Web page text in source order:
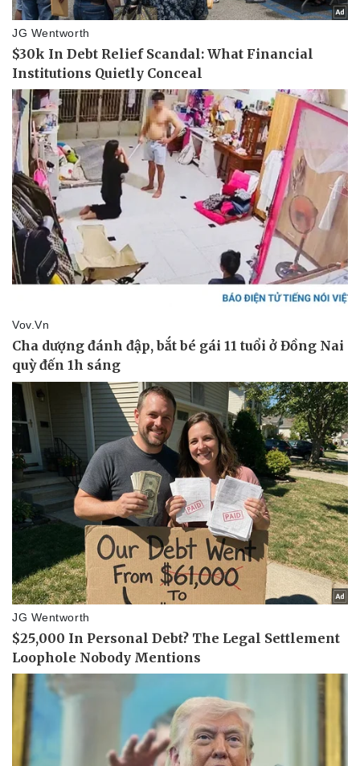
Thể thao
Bóng đá
Lịch thi đấu bóng đá
Thế giới thể thao
Ô tô - Xe máy
Ô tô
Xe máy
Tư vấn